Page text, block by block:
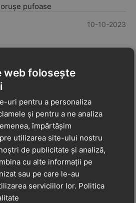
pufoase
10-10-2023
Bebe e extrem de
sa încalțe alt tip de
3 perechi deja cu care am
și chiar acum ma apuc sa
Multumim pentru
????
pași ai celor mici dar și
moale
web folosește
uri pentru a personaliza
și pentru a ne analiza
împărtășim
utilizarea site-ului nostru
de publicitate și analiză,
cu alte informații pe
sau pe care le-au
serviciilor lor. Politica